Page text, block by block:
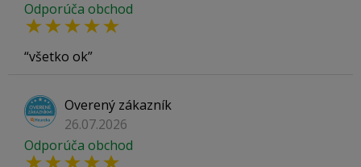
Odporúča obchod
všetko ok
Overený zákazník
26.07.2026
Odporúča obchod